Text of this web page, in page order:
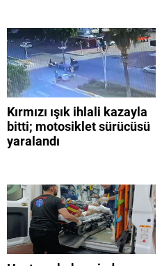
Kırmızı ışık ihlali kazayla
bitti; motosiklet sürücüsü
yaralandı